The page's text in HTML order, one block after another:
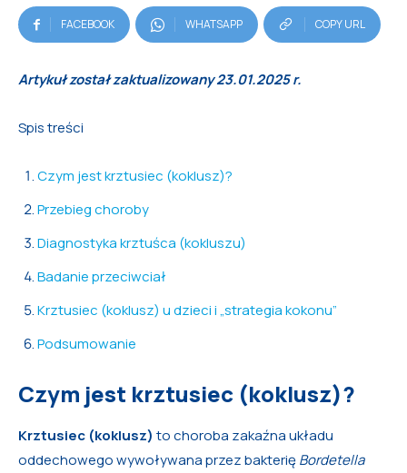
FACEBOOK WHATSAPP COPY URL
Artykuł został zaktualizowany 23.01.2025 r.
Spis treści
Czym jest krztusiec (koklusz)?
Przebieg choroby
Diagnostyka krztuśca (kokluszu)
Badanie przeciwciał
Krztusiec (koklusz) u dzieci i „strategia kokonu”
Podsumowanie
Czym jest krztusiec (koklusz)?
Krztusiec (koklusz) to choroba zakaźna układu
oddechowego wywoływana przez bakterięBordetella